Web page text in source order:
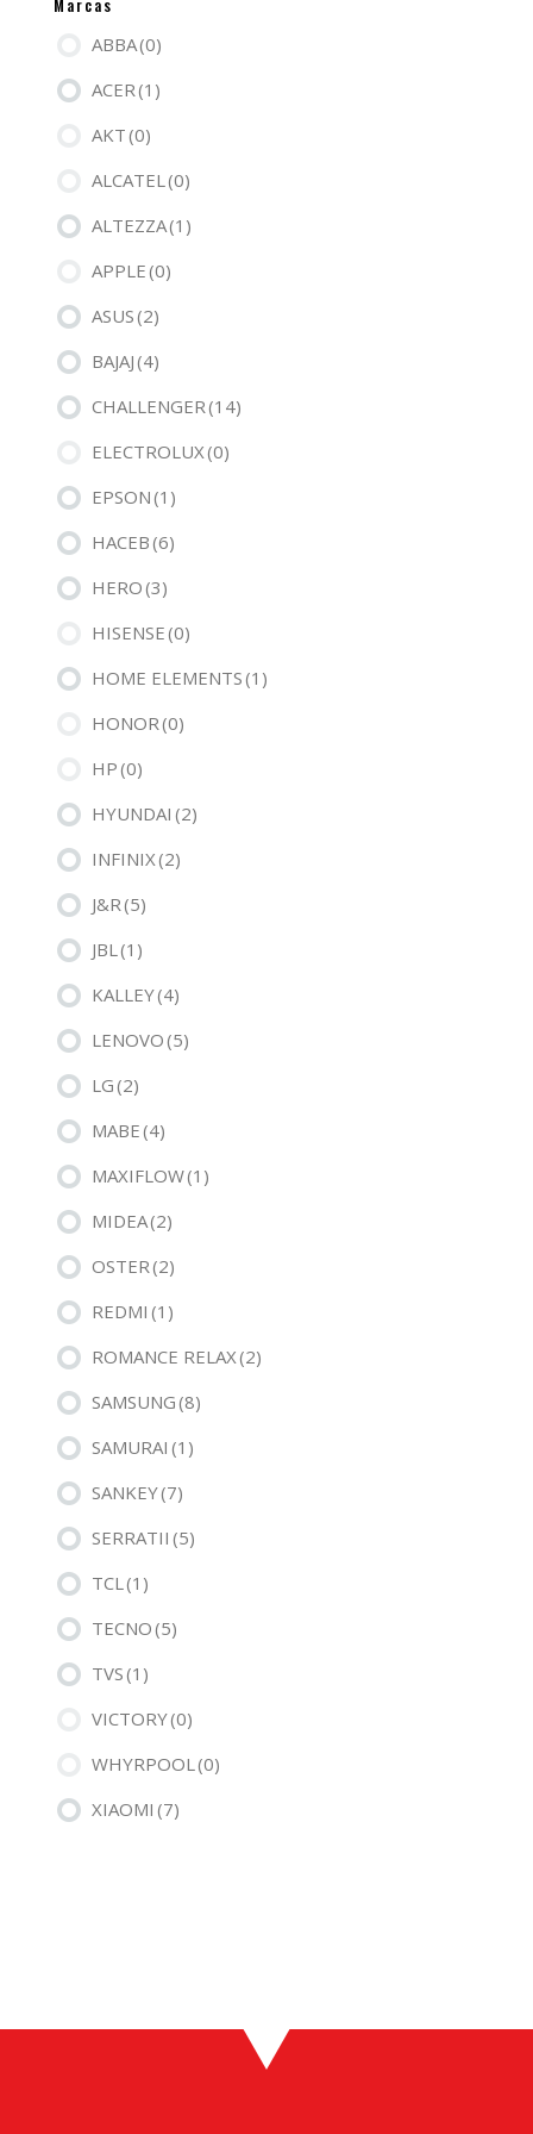
Marcas
ABBA(0)
ACER(1)
AKT(0)
ALCATEL(0)
ALTEZZA(1)
APPLE(0)
ASUS(2)
BAJAJ(4)
CHALLENGER(14)
ELECTROLUX(0)
EPSON(1)
HACEB(6)
HERO(3)
HISENSE(0)
HOME ELEMENTS(1)
HONOR(0)
HP(0)
HYUNDAI (2)
INFINIX(2)
J&R(5)
JBL(1)
KALLEY(4)
LENOVO(5)
LG(2)
MABE(4)
MAXIFLOW(1)
MIDEA(2)
OSTER(2)
REDMI (1)
ROMANCE RELAX(2)
SAMSUNG(8)
SAMURAI (1)
SANKEY(7)
SERRATII (5)
TCL(1)
TECNO(5)
TVS(1)
VICTORY(0)
WHYRPOOL(0)
XIAOMI (7)